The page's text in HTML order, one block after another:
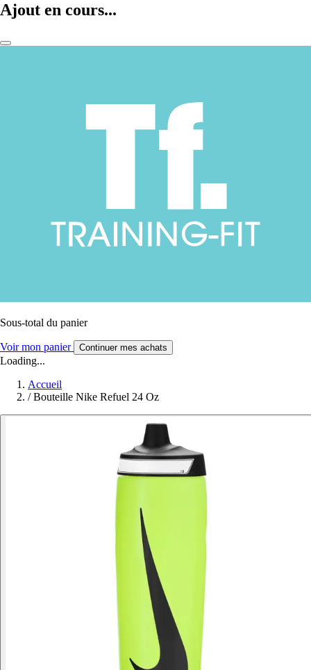
Ajout en cours...
Sous-total du panier
Voir mon panier Continuer mes achats
Loading...
Accueil
/ Bouteille Nike Refuel 24 Oz